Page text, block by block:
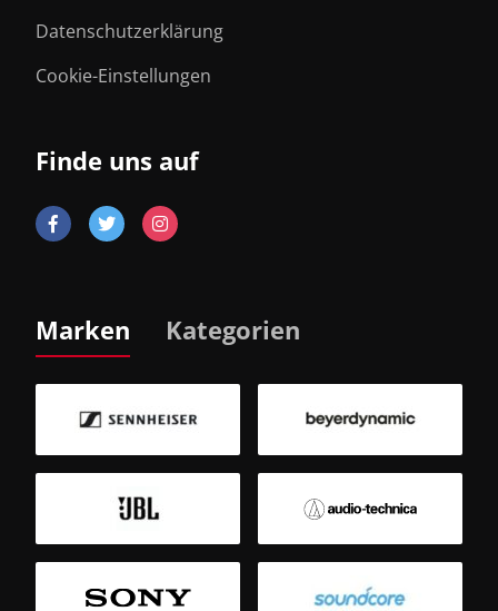
Datenschutzerklärung
Cookie-Einstellungen
Finde uns auf
Marken Kategorien